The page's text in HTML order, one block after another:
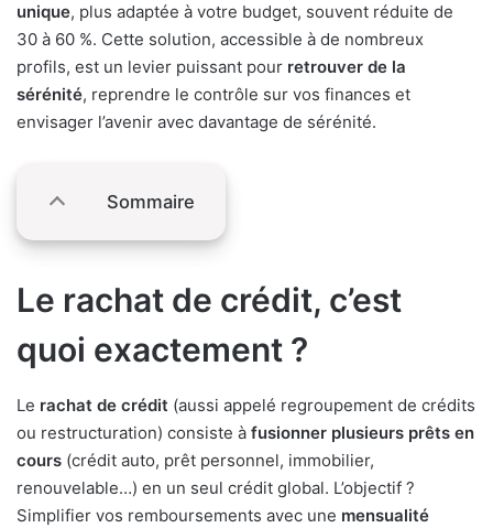
unique, plus adaptée à votre budget, souvent réduite de
30 à 60 %. Cette solution, accessible à de nombreux
profils, est un levier puissant pour retrouver de la
sérénité, reprendre le contrôle sur vos finances et
envisager l’avenir avec davantage de sérénité.
Sommaire
Le rachat de crédit, c’est
quoi exactement ?
Le rachat de crédit (aussi appelé regroupement de crédits
ou restructuration) consiste à fusionner plusieurs prêts en
cours (crédit auto, prêt personnel, immobilier,
renouvelable…) en un seul crédit global. L’objectif ?
Simplifier vos remboursements avec une mensualité